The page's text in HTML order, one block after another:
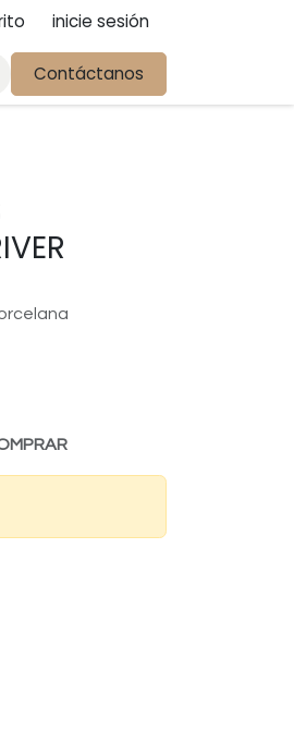
inicie sesión
Contáctanos